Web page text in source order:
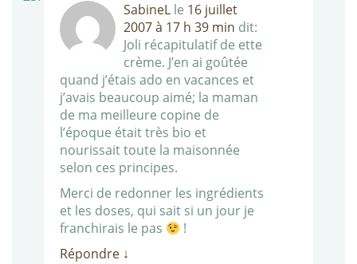
SabineL le 16 juillet
2007 à 17 h 39 min dit:
Joli récapitulatif de ette
crème. J’en ai goûtée
quand j’étais ado en vacances et
j’avais beaucoup aimé; la maman
de ma meilleure copine de
l’époque était très bio et
nourissait toute la maisonnée
selon ces principes.
Merci de redonner les ingrédients
et les doses, qui sait si un jour je
franchirais le pas
!
Répondre ↓